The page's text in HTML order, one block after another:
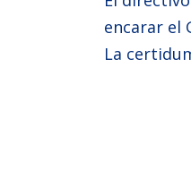
encarar el
La